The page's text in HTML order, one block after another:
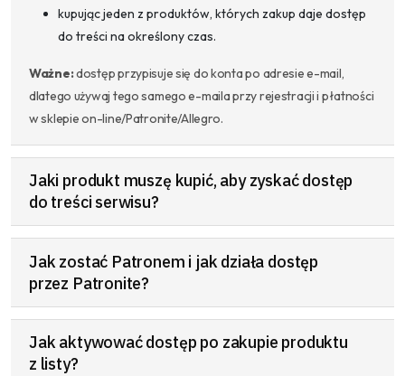
kupując jeden z produktów, których zakup daje dostęp
do treści na określony czas.
Ważne:dostęp przypisuje się do konta po adresie e-mail,
dlatego używaj tego samego e-maila przy rejestracji i płatności
w sklepie on-line/Patronite/Allegro.
Jaki produkt muszę kupić, aby zyskać dostęp
do treści serwisu?
Jak zostać Patronem i jak działa dostęp
przez Patronite?
Jak aktywować dostęp po zakupie produktu
z listy?